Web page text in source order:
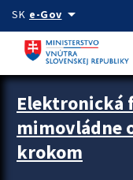
Preskocit na hlavný obsah
SK e-Govarrow_drop_down
Zastavit automatický
Elektronická
mimovládne
krokom